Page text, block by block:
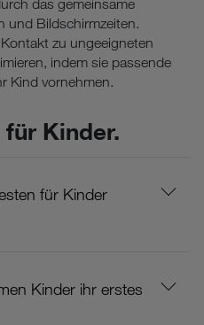
das gemeinsame
und Bildschirmzeiten.
zu ungeeigneten
indem sie passende
Kind vornehmen.
Kinder.
für Kinder
Kinder ihr erstes